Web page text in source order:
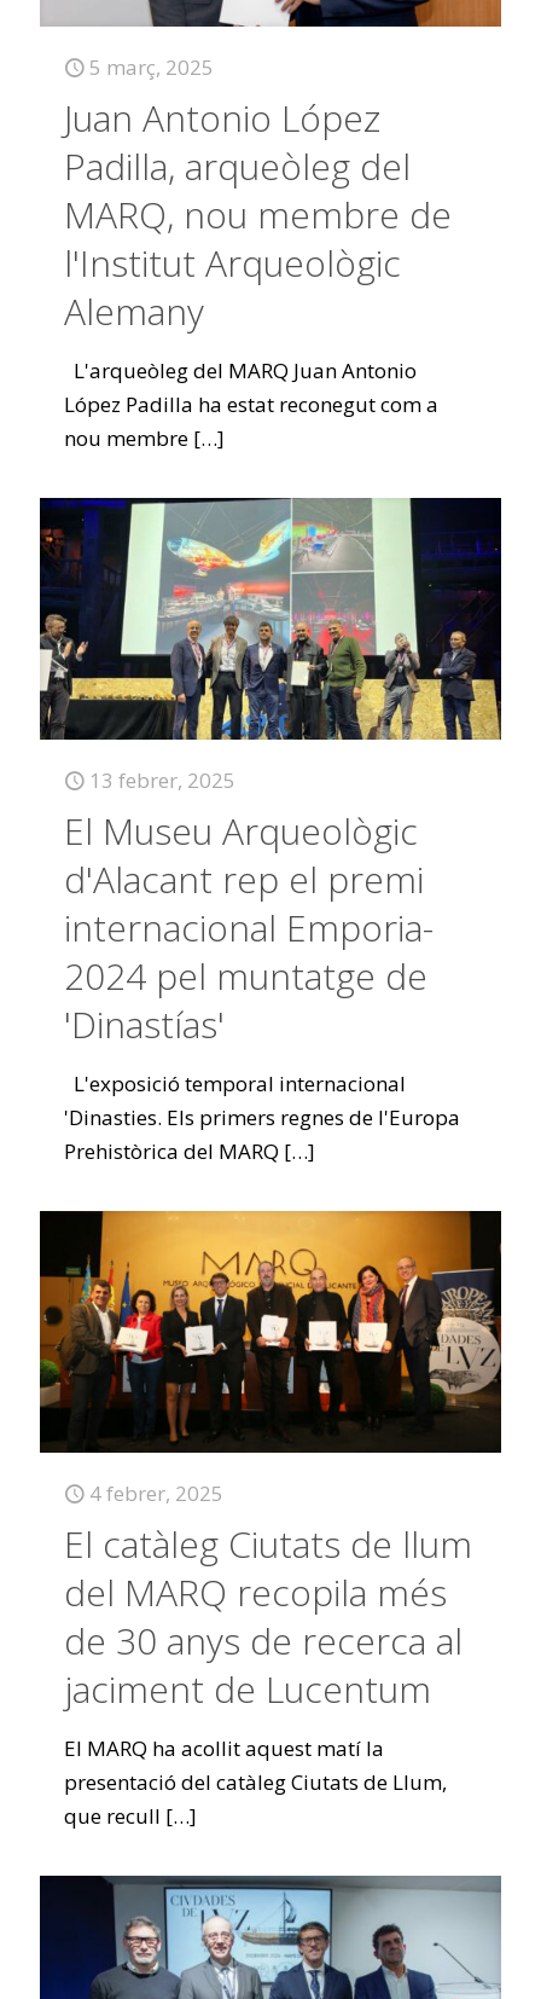
5 març, 2025
Juan Antonio López
Padilla, arqueòleg del
MARQ, nou membre de
l'Institut Arqueològic
Alemany
L'arqueòleg del MARQ Juan Antonio
López Padilla ha estat reconegut com a
nou membre […]
13 febrer, 2025
El Museu Arqueològic
d'Alacant rep el premi
internacional Emporia-
2024 pel muntatge de
'Dinastías'
L'exposició temporal internacional
'Dinasties. Els primers regnes de l'Europa
Prehistòrica del MARQ […]
4 febrer, 2025
El catàleg Ciutats de llum
del MARQ recopila més
de 30 anys de recerca al
jaciment de Lucentum
El MARQ ha acollit aquest matí la
presentació del catàleg Ciutats de Llum,
que recull […]